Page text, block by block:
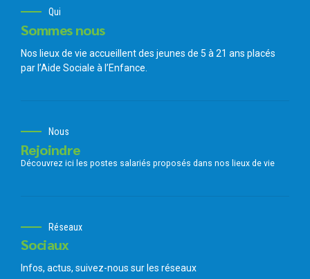
Qui
Sommes nous
Nos lieux de vie accueillent des jeunes de 5 à 21 ans placés
par l’Aide Sociale à l’Enfance.
Nous
Rejoindre
Découvrez ici les postes salariés proposés dans nos lieux de vie
Réseaux
Sociaux
Infos, actus, suivez-nous sur les réseaux